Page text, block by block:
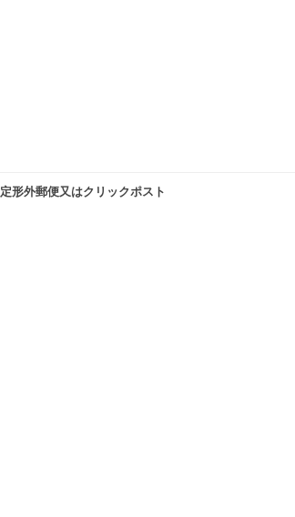
定形外郵便又はクリックポスト